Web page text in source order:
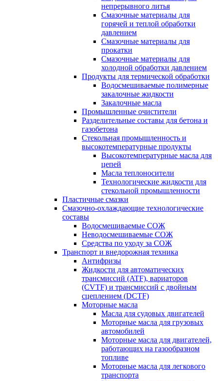
непрерывного литья
Смазочные материалы для
горячей и теплой обработки
давлением
Смазочные материалы для
прокатки
Смазочные материалы для
холодной обработки давлением
Продукты для термической обработки
Водосмешиваемые полимерные
закалочные жидкости
Закалочные масла
Промышленные очистители
Разделительные составы для бетона и
газобетона
Стекольная промышленность и
высокотемпературные продукты
Высокотемпературные масла для
цепей
Масла теплоносители
Технологические жидкости для
стекольной промышленности
Пластичные смазки
Смазочно-охлаждающие технологические
составы
Водосмешиваемые СОЖ
Неводосмешиваемые СОЖ
Средства по уходу за СОЖ
Транспорт и внедорожная техника
Антифризы
Жидкости для автоматических
трансмиссий (ATF), вариаторов
(CVTF) и трансмиссий с двойным
сцеплением (DCTF)
Моторные масла
Масла для судовых двигателей
Моторные масла для грузовых
автомобилей
Моторные масла для двигателей,
работающих на газообразном
топливе
Моторные масла для легкового
транспорта